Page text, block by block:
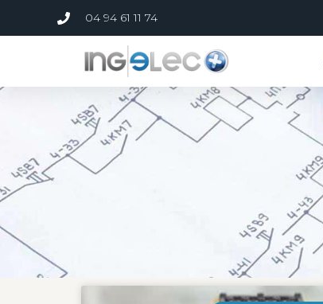
04 94 61 11 74